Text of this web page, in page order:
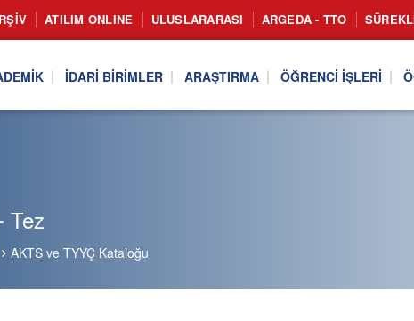
ATILIM ONLINE ULUSLARARASI ARGEDA - TTO
İDARI BIRIMLER ARAŞTIRMA ÖĞRENCI İŞLERI
Tez
AKTS ve TYYÇ Kataloğu